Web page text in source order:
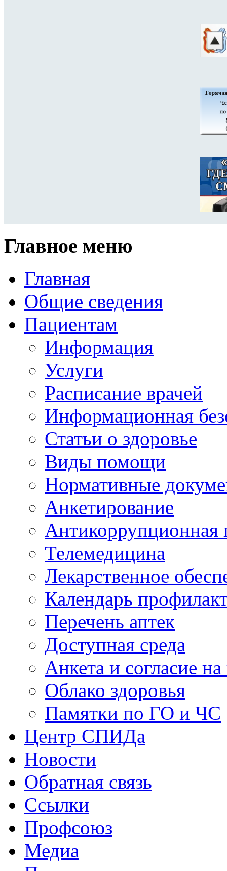
Главное меню
Главная
Общие сведения
Пациентам
Информация
Услуги
Расписание врачей
Информационная
Статьи о здоровье
Виды помощи
Нормативные
Анкетирование
Антикоррупционная
Телемедицина
Лекарственное
Календарь
Перечень аптек
Доступная среда
Анкета и согласие
Облако здоровья
Памятки по ГО и ЧС
Центр СПИДа
Новости
Обратная связь
Ссылки
Профсоюз
Медиа